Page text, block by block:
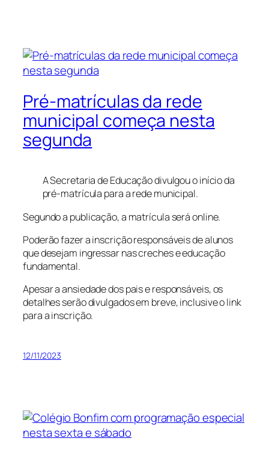
Pré-matrículas da rede
municipal começa nesta
segunda
A Secretaria de Educação divulgou o início da
pré-matrícula para a rede municipal.
Segundo a publicação, a matrícula será online.
Poderão fazer a inscrição responsáveis de alunos
que desejam ingressar nas creches e educação
fundamental.
Apesar a ansiedade dos pais e responsáveis, os
detalhes serão divulgados em breve, inclusive o link
para a inscrição.
12/11/2023